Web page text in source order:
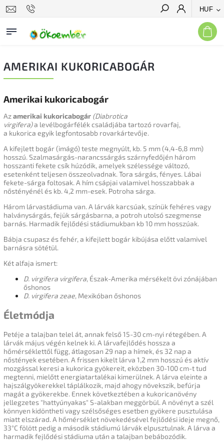
HUF
Keresés
AMERIKAI KUKORICABOGÁR
Amerikai kukoricabogár
Azamerikai kukoricabogár (Diabrotica
virgifera)a levélbogárfélékcsaládjába tartozó rovarfaj,
a kukorica egyik legfontosabb rovarkártevője.
A kifejlett bogár (imágó) teste megnyúlt, kb. 5 mm (4,4-6,8 mm)
hosszú. Szalmasárgás-narancssárgásszárnyfedőjén három
hosszanti fekete csík húzódik, amelyek szélessége változó,
esetenként teljesen összeolvadnak. Tora sárgás, fényes. Lábai
fekete-sárga foltosak. A hím csápjai valamivel hosszabbak a
nőstényénél és kb. 4,2 mm-esek. Potroha sárga.
Három lárvastádiuma van. A lárvák karcsúak, színük fehéres vagy
halványsárgás, fejük sárgásbarna, a potroh utolsó szegmense
barnás. Harmadik fejlődési stádiumukban kb 10 mm hosszúak.
Bábja csupasz és fehér, a kifejlett bogár kibújása előtt valamivel
barnásra sötétül.
Két alfaja ismert:
D. virgifera virgifera, Észak-Amerika mérsékelt övi zónájában
őshonos
D. virgifera zeae, Mexikóban őshonos
Életmódja
Petéje a talajban telel át, annak felső 15-30 cm-nyi rétegében. A
lárvák május végén kelnek ki. A lárvafejlődés hossza a
hőmérséklettől függ, átlagosan 29 nap a hímek, és 32 nap a
nőstények esetében. A frissen kikelt lárva 1,2 mm hosszú és aktív
mozgással keresi a kukorica gyökereit, eközben 30-100 cm-t tud
megtenni, mielőtt energiatartalékai kimerülnek. A lárva eleinte a
hajszálgyökerekkel táplálkozik, majd ahogy növekszik, befúrja
magát a gyökerekbe. Ennek következtében a kukoricanövény
jellegzetes "hattyúnyakas" S-alakban meggörbül. A növényt a szél
könnyen kidöntheti vagy szélsőséges esetben gyökere pusztulása
miatt elszárad. A hőmérséklet növekedésével fejlődési ideje megnő,
33°C fölött pedig a második stádiumú lárvák elpusztulnak. A lárva a
harmadik fejlődési stádiuma után a talajban bebábozódik.